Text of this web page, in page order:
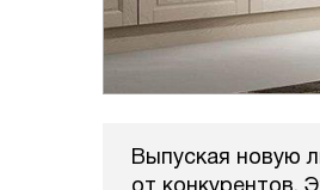
Выпуская новую
от конкурентов.